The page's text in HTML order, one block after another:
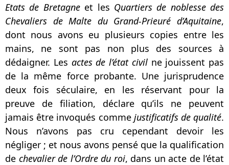
Etats de Bretagneet les Quartiers de noblesse des
Chevaliers de Malte du Grand-Prieuré d’Aquitaine,
dont nous avons eu plusieurs copies entre les
mains, ne sont pas non plus des sources à
dédaigner. Les actes de l’état civilne jouissent pas
de la même force probante. Une jurisprudence
deux fois séculaire, en les réservant pour la
preuve de filiation, déclare qu’ils ne peuvent
jamais être invoqués comme justificatifs de qualité.
Nous n’avons pas cru cependant devoir les
négliger ; et nous avons pensé que la qualification
de chevalier de l’Ordre du roi, dans un acte de l’état